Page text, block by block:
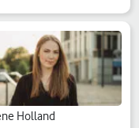
Holland